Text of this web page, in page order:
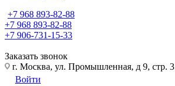
+7 968 893-82-88
+7 968 893-82-88
+7 906-731-15-33
Заказать звонок
г. Москва, ул. Промышленная, д 9, стр. 3
Войти